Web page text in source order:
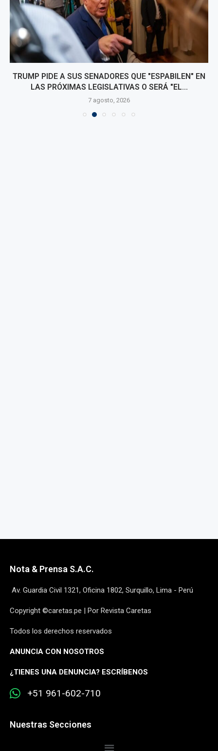
TRUMP PIDE A SUS SENADORES QUE "ESPABILEN" EN
LAS PRÓXIMAS LEGISLATIVAS O SERÁ "EL...
7 agosto, 2026
Nota & Prensa S.A.C.
Av. Guardia Civil 1321, Oficina 1802, Surquillo, Lima - Perú
Copyright ©caretas.pe | Por Revista Caretas
Todos los derechos reservados
ANUNCIA CON NOSOTROS
¿TIENES UNA DENUNCIA? ESCRÍBENOS
+51 961-602-710
Nuestras Secciones